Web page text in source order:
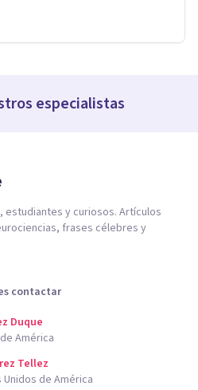
especialistas
y curiosos. Artículos
frases célebres y
contactar
Duque
América
Tellez
de América